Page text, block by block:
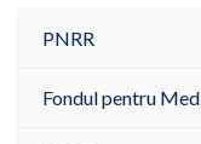
PNRR
Fondul pentru